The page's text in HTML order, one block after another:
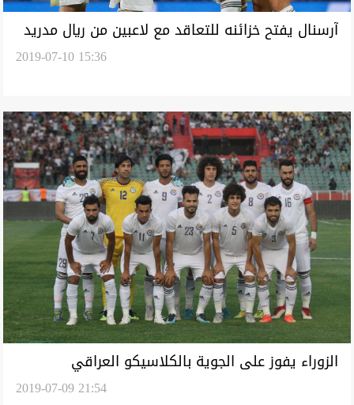
آرسنال يفتح خزائنه للتعاقد مع لاعبين من ريال مدريد
2019-07-10 15:36
الزوراء يفوز على الجوية بالكلاسيكو العراقي
2019-07-09 21:54